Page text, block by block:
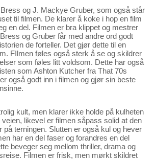
og J. Mackye Gruber, som også står
til filmen. De klarer å koke i hop en film
en del. Filmen er bra klippet og mestrer
og Gruber får med andre ord godt
de forteller. Det gjør dette til en
FIlmen føles også sterk å se og skildrer
som føles litt voldsom. Dette har også
som Ashton Kutcher fra That 70s
også godt inn i filmen og gjør sin beste
kult, men klarer ikke holde på kulheten
veien, likevel er filmen såpass solid at den
på terningen. Slutten er også kul og hever
har en del faser og forandres en del
beveger seg mellom thriller, drama og
Filmen er frisk, men mørkt skildret